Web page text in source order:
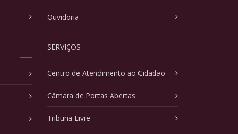
Ouvidoria
SERVIÇOS
Centro de Atendimento ao Cidadão
Câmara de Portas Abertas
Tribuna Livre